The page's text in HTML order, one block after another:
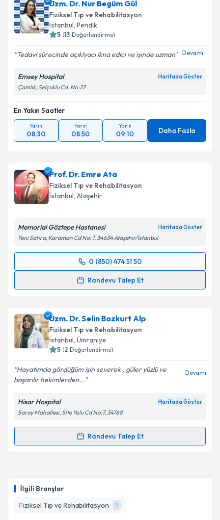
İlgili Branşlar
Fiziksel Tıp ve Rehabilitasyon
1
Uzm. Dr. Nur Begüm Gül
Fiziksel Tıp ve Rehabilitasyon
İstanbul, Pendik
5 (13 Değerlendirme)
Tedavi sürecinde açıklyacı ikna edici ve işinde uzman Devamı
Emsey Hospital Haritada Göster
Çamlık, Selçuklu Cd. No:22
En Yakın Saatler
Yarın
08:30
Yarın
08:50
Yarın
09:10 Daha Fazla
Prof. Dr. Emre Ata
Fiziksel Tıp ve Rehabilitasyon
İstanbul, Ataşehir
Memorial Göztepe Hastanesi Haritada Göster
Yeni Sahra, Karaman Cd No: 1, 34634 Ataşehir/İstanbul
0 (850) 474 51 50
Randevu Talep Et
Randevu Takvimi Talebi
takvim hazırlandığında e-posta ile bilgilendireceğiz.
E-posta Adresiniz
kapsamda işlenmesini kabul ediyorum.
Takvim Talebini Gönder
Uzm. Dr. Selin Bozkurt Alp
Fiziksel Tıp ve Rehabilitasyon
İstanbul, Ümraniye
5 (2 Değerlendirme)
Hayatımda gördüğüm işin severek , güler yüzlü ve
başarılır hekimlerden...
Devamı
Hisar Hospital Haritada Göster
Saray Mahallesi, Site Yolu Cd No:7, 34768
Randevu Talep Et
Randevu Takvimi Talebi
için bir takvim hazırlandığında e-posta ile
bilgilendireceğiz.